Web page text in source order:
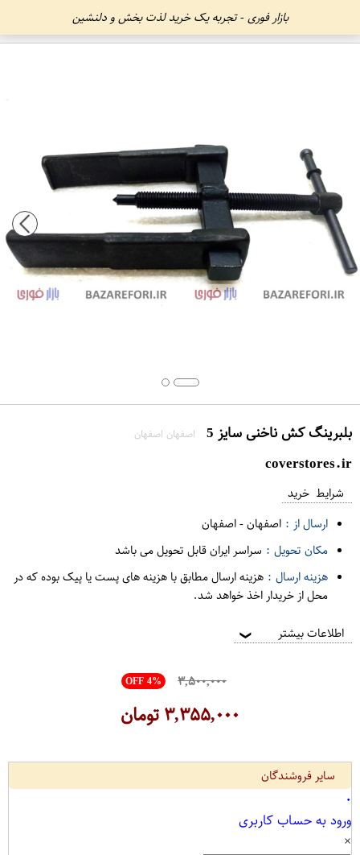
بازار فوری - تجربه یک خرید لذت بخش و دلنشین
بلبرینگ کش ناخنی سایز 5 اصفهان اصفهان
coverstores.ir
شرایط خرید
ارسال از : اصفهان-اصفهان
مکان تحویل : سراسر ایران قابل تحویل می باشد
هزینه ارسال : هزینه ارسال مطابق با هزینه های پست یا پیک بوده که در
محل از خریدار اخذ خواهد شد.
اطلاعات بیشتر ❯
OFF 4% ۳,۵۰۰,۰۰۰
۳,۳۵۵,۰۰۰تومان
سایر فروشندگان
۰
ورود به حساب کاربری
×